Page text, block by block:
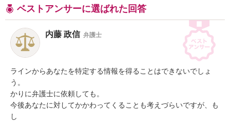
ベストアンサーに選ばれた回答
内藤 政信 弁護士
ラインからあなたを特定する情報を得ることはできないでしょ
う。
かりに弁護士に依頼しても。
今後あなたに対してかかわってくることも考えづらいですが、も
し